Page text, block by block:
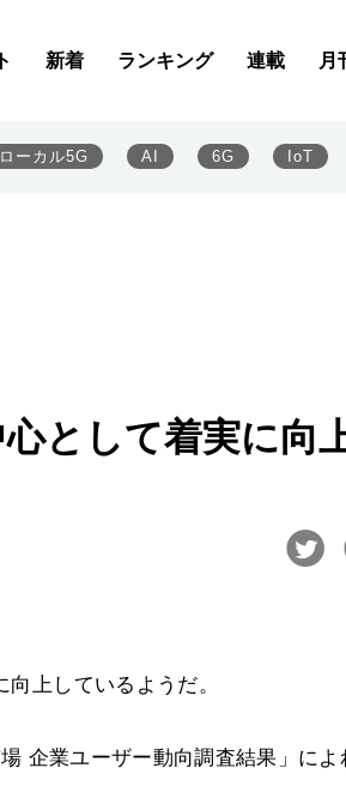
新着 ランキング 連載 月
ローカル5G AI 6G IoT
として着実に向
上しているようだ。
企業ユーザー動向調査結果」に